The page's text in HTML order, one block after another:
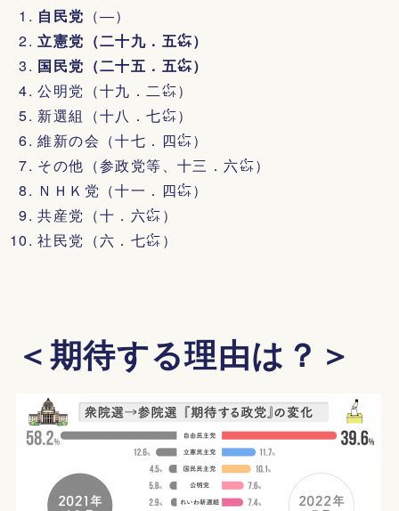
自民党 （―）
立憲党（二十九．五㌫）
国民党（二十五．五㌫）
公明党（十九．二㌫）
新選組（十八．七㌫）
維新の会（十七．四㌫）
その他（参政党等、十三．六㌫）
ＮＨＫ党（十一．四㌫）
共産党（十．六㌫）
社民党（六．七㌫）
＜期待する理由は？＞